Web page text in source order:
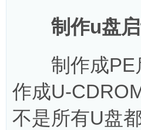
制作u盘
制作成PE启
作成U-
不是所有U盘